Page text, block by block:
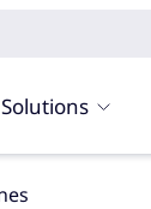
Solutions